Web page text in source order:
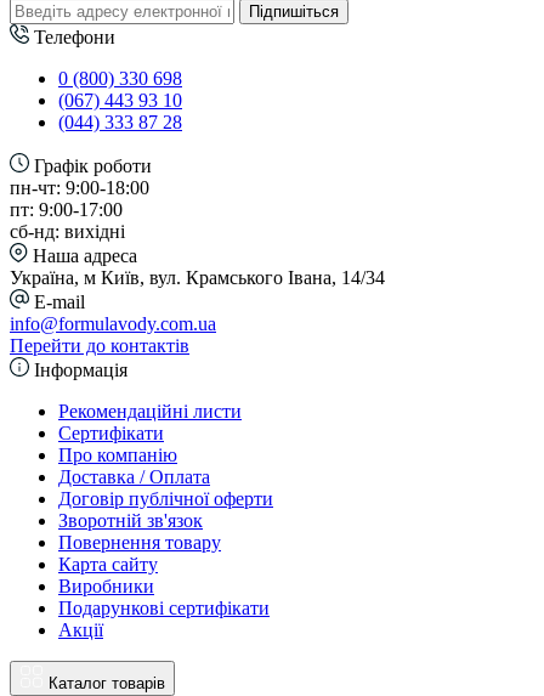
Підпишіться
Телефони
0 (800) 330 698
(067) 443 93 10
(044) 333 87 28
Графік роботи
пн-чт: 9:00-18:00
пт: 9:00-17:00
сб-нд: вихідні
Наша адреса
Україна, м Київ, вул. Крамського Івана, 14/34
E-mail
info@formulavody.com.ua
Перейти до контактів
Інформація
Рекомендаційні листи
Сертифікати
Про компанію
Доставка / Оплата
Договір публічної оферти
Зворотній зв'язок
Повернення товару
Карта сайту
Виробники
Подарункові сертифікати
Акції
Каталог товарів